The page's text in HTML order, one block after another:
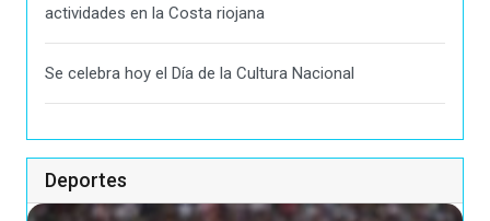
actividades en la Costa riojana
Se celebra hoy el Día de la Cultura Nacional
Deportes